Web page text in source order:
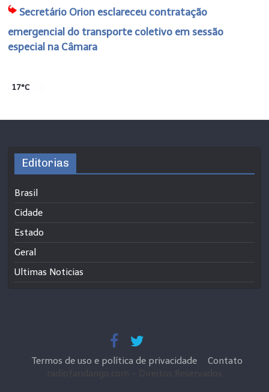
Secretário Orion esclareceu contratação
emergencial do transporte coletivo em sessão
especial na Câmara
17°C
Editorias
Brasil
Cidade
Estado
Geral
Ultimas Noticias
Termos de uso e política de privacidade
Contato